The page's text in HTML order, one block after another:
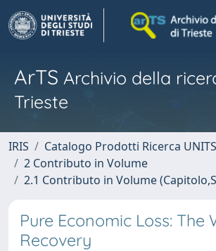
ArTS Archivio della
Trieste
IRIS
Catalogo Prodotti Ricerca UNITS
2 Contributo in Volume
2.1 Contributo in Volume
Pure Economic Loss: The
Recovery